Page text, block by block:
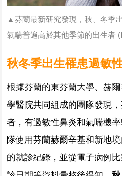
▲芬蘭最新研究發現，秋、冬季
氣喘普遍高於其他季節的出生者 (
秋冬季出生罹患過敏
根據芬蘭的東芬蘭大學、赫
學醫院共同組成的團隊發現
者，有過敏性鼻炎和氣喘機
隊使用芬蘭赫爾辛基和新地
的就診紀錄，並從電子病例